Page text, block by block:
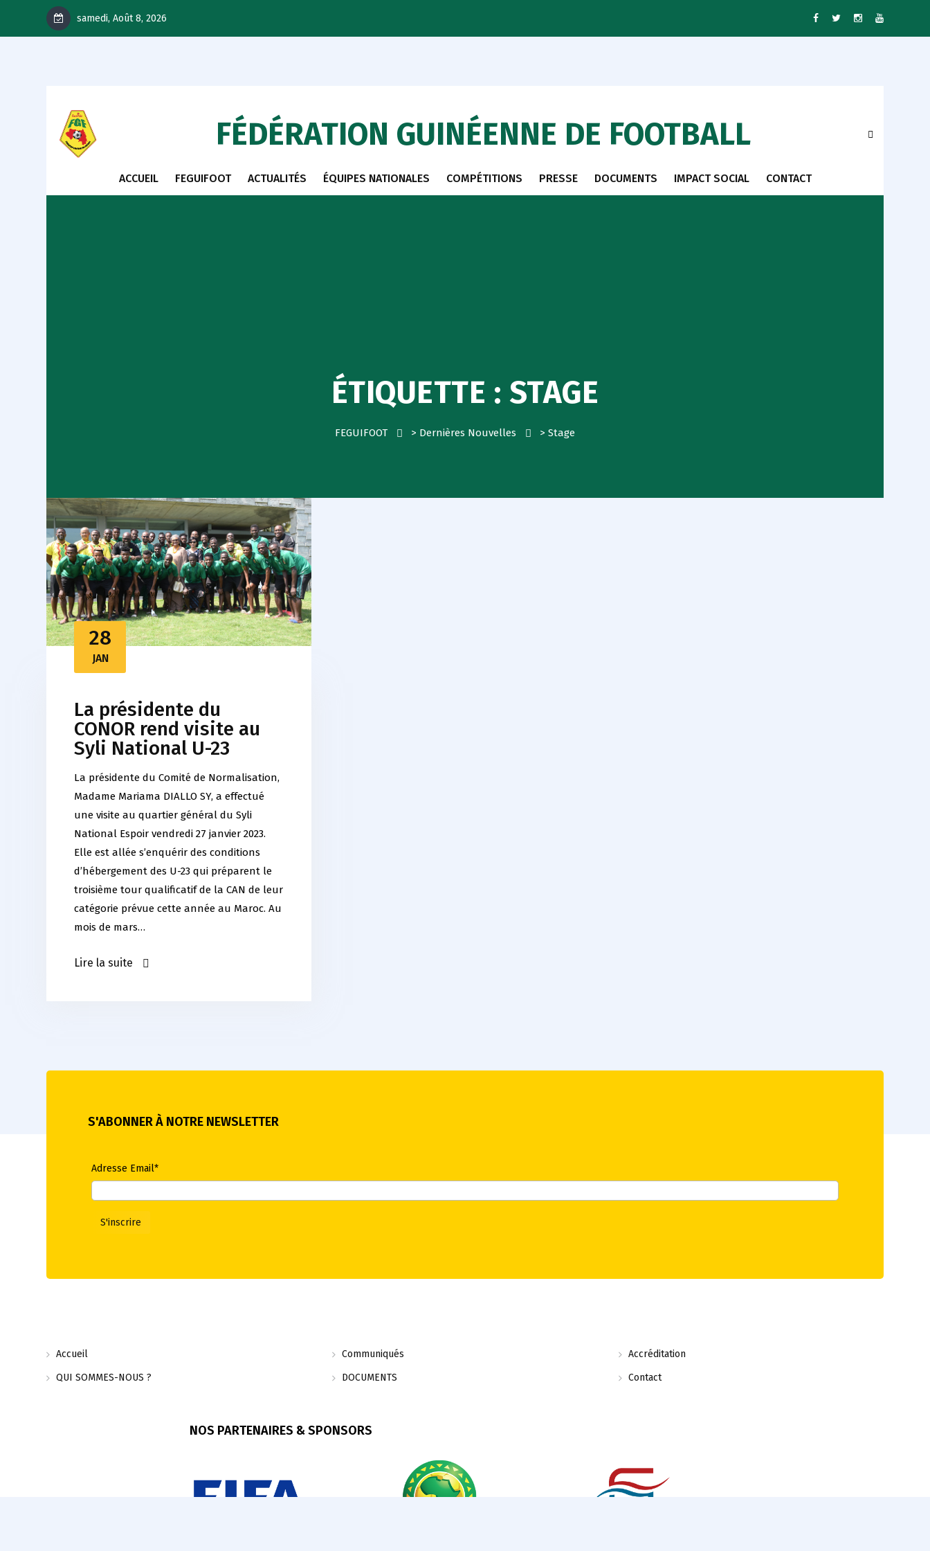
samedi, Août 8, 2026
FÉDÉRATION GUINÉENNE DE FOOTBALL
ACCUEIL FEGUIFOOT ACTUALITÉS ÉQUIPES NATIONALES COMPÉTITIONS PRESSE DOCUMENTS IMPACT SOCIAL CONTACT
ÉTIQUETTE : STAGE
FEGUIFOOT > Dernières Nouvelles > Stage
28
JAN
La présidente du
CONOR rend visite au
Syli National U-23
La présidente du Comité de Normalisation,
Madame Mariama DIALLO SY, a effectué
une visite au quartier général du Syli
National Espoir vendredi 27 janvier 2023.
Elle est allée s’enquérir des conditions
d’hébergement des U-23 qui préparent le
troisième tour qualificatif de la CAN de leur
catégorie prévue cette année au Maroc. Au
mois de mars…
Lire la suite
S'ABONNER À NOTRE NEWSLETTER
Adresse Email*
Accueil
QUI SOMMES-NOUS ?
Communiqués
DOCUMENTS
Accréditation
Contact
NOS PARTENAIRES & SPONSORS